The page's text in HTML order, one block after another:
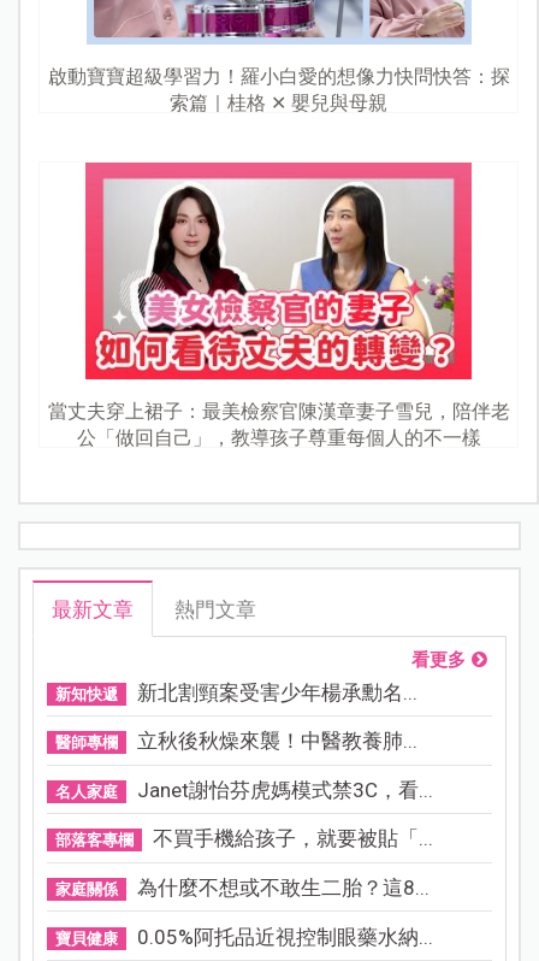
啟動寶寶超級學習力！羅小白愛的想像力快問快答：探
索篇｜桂格 ✕ 嬰兒與母親
當丈夫穿上裙子：最美檢察官陳漢章妻子雪兒，陪伴老
公「做回自己」，教導孩子尊重每個人的不一樣
最新文章 熱門文章
看更多
新知快遞 新北割頸案受害少年楊承勳名...
醫師專欄 立秋後秋燥來襲！中醫教養肺...
名人家庭 Janet謝怡芬虎媽模式禁3C，看...
部落客專欄 不買手機給孩子，就要被貼「...
家庭關係 為什麼不想或不敢生二胎？這8...
寶貝健康 0.05%阿托品近視控制眼藥水納...